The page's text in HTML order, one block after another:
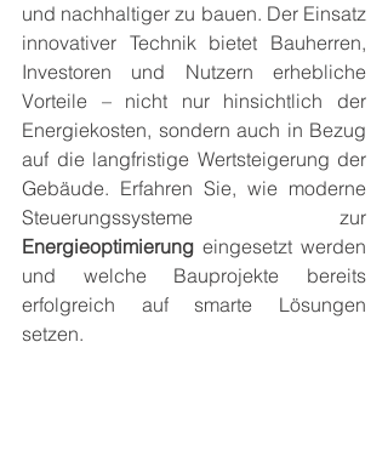
und nachhaltiger zu bauen. Der Einsatz
innovativer Technik bietet Bauherren,
Investoren und Nutzern erhebliche
Vorteile – nicht nur hinsichtlich der
Energiekosten, sondern auch in Bezug
auf die langfristige Wertsteigerung der
Gebäude. Erfahren Sie, wie moderne
Energieoptimierung eingesetzt werden
und welche Bauprojekte bereits
erfolgreich auf smarte Lösungen
setzen.